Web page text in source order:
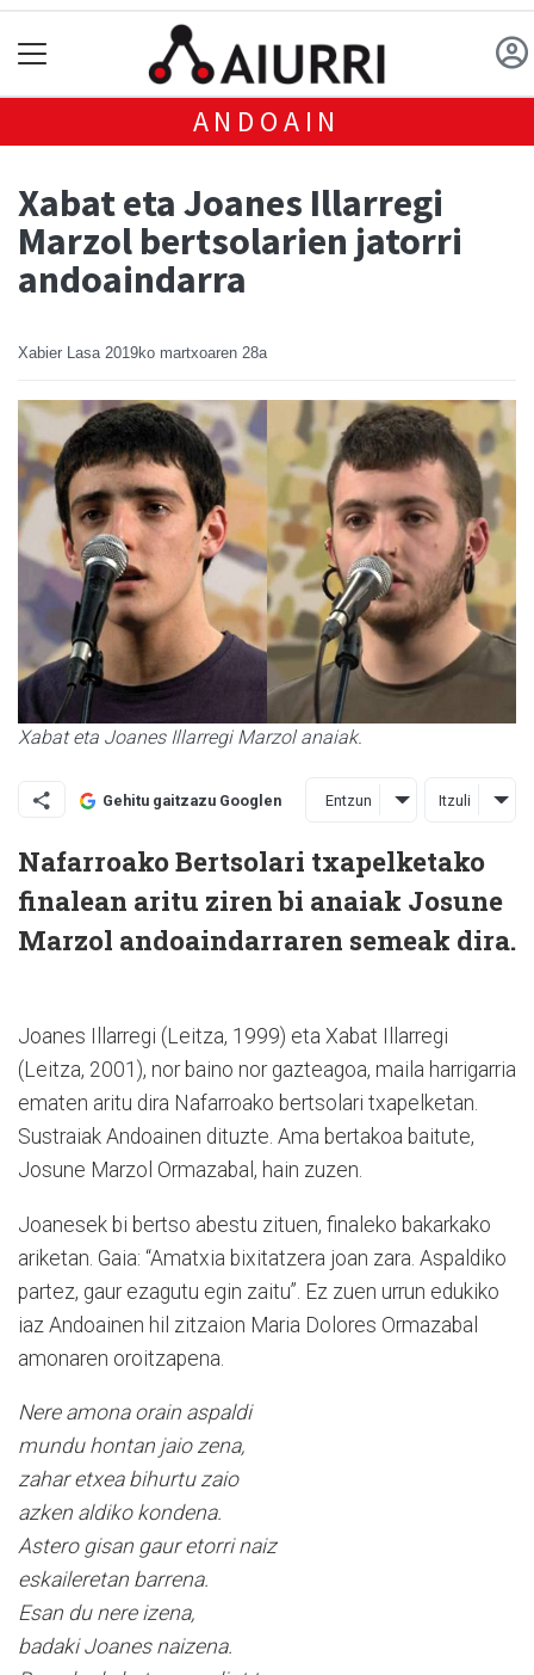
ANDOAIN
Xabat eta Joanes Illarregi
Marzol bertsolarien jatorri
andoaindarra
Xabier Lasa 2019ko martxoaren 28a
Xabat eta Joanes Illarregi Marzol anaiak.
Gehitu gaitzazu Googlen Entzun Itzuli
Nafarroako Bertsolari txapelketako
finalean aritu ziren bi anaiak Josune
Marzol andoaindarraren semeak dira.
Joanes Illarregi (Leitza, 1999) eta Xabat Illarregi
(Leitza, 2001), nor baino nor gazteagoa, maila harrigarria
ematen aritu dira Nafarroako bertsolari txapelketan.
Sustraiak Andoainen dituzte. Ama bertakoa baitute,
Josune Marzol Ormazabal, hain zuzen.
Joanesek bi bertso abestu zituen, finaleko bakarkako
ariketan. Gaia: “Amatxia bixitatzera joan zara. Aspaldiko
partez, gaur ezagutu egin zaitu”. Ez zuen urrun edukiko
iaz Andoainen hil zitzaion Maria Dolores Ormazabal
amonaren oroitzapena.
Nere amona orain aspaldi
mundu hontan jaio zena,
zahar etxea bihurtu zaio
azken aldiko kondena.
Astero gisan gaur etorri naiz
eskaileretan barrena.
Esan du nere izena,
badaki Joanes naizena.